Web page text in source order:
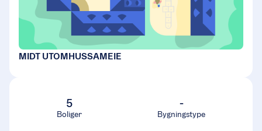
MIDT UTOMHUSSAMEIE
5
Boliger
-
Bygningstype